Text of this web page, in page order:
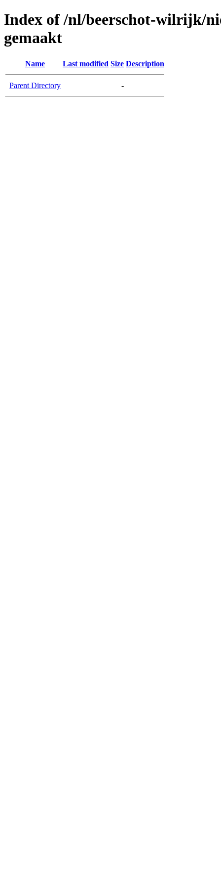
Index of /nl/beerschot-wilrijk/
gemaakt
Name Last modified Size Description
Parent Directory -